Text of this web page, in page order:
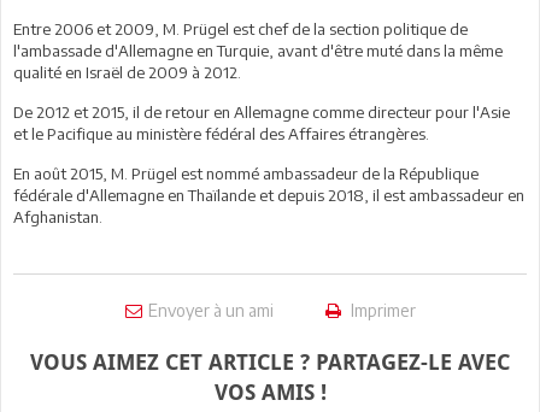
Entre 2006 et 2009, M. Prügel est chef de la section politique de
l'ambassade d'Allemagne en Turquie, avant d'être muté dans la même
qualité en Israël de 2009 à 2012.
De 2012 et 2015, il de retour en Allemagne comme directeur pour l'Asie
et le Pacifique au ministère fédéral des Affaires étrangères.
En août 2015, M. Prügel est nommé ambassadeur de la République
fédérale d'Allemagne en Thaïlande et depuis 2018, il est ambassadeur en
Afghanistan.
Envoyer à un ami Imprimer
VOUS AIMEZ CET ARTICLE ? PARTAGEZ-LE AVEC
VOS AMIS !